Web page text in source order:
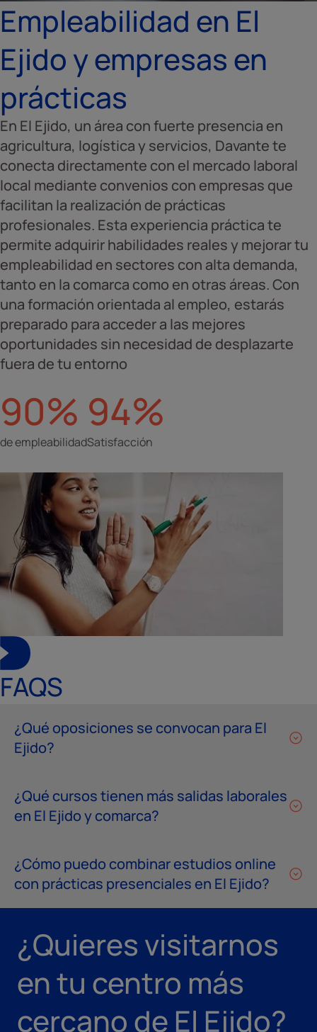
Empleabilidad en El
Ejido y empresas en
prácticas
En El Ejido, un área con fuerte presencia en
agricultura, logística y servicios, Davante te
conecta directamente con el mercado laboral
local mediante convenios con empresas que
facilitan la realización de prácticas
profesionales. Esta experiencia práctica te
permite adquirir habilidades reales y mejorar tu
empleabilidad en sectores con alta demanda,
tanto en la comarca como en otras áreas. Con
una formación orientada al empleo, estarás
preparado para acceder a las mejores
oportunidades sin necesidad de desplazarte
fuera de tu entorno
90%
de empleabilidad
94%
Satisfacción
FAQS
¿Qué oposiciones se convocan para El
Ejido?
¿Qué cursos tienen más salidas laborales
en El Ejido y comarca?
¿Cómo puedo combinar estudios online
con prácticas presenciales en El Ejido?
¿Quieres visitarnos
en tu centro más
cercano de El Ejido?